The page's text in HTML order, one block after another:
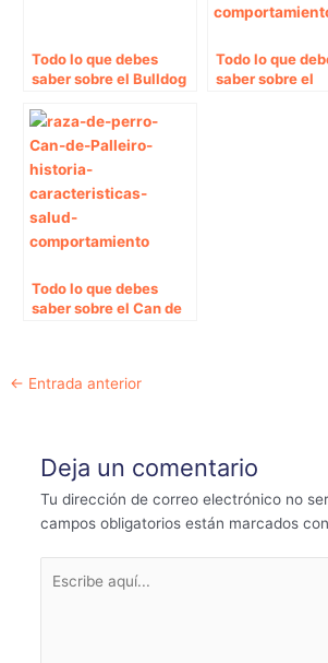
Todo lo que debes
saber sobre el Bulldog
Todo lo que
saber sobre el
Todo lo que debes
saber sobre el Can de
Navegación
← Entrada anterior
Deja un comentario
Tu dirección de correo electrónico no
campos obligatorios están marcados con
aquí...